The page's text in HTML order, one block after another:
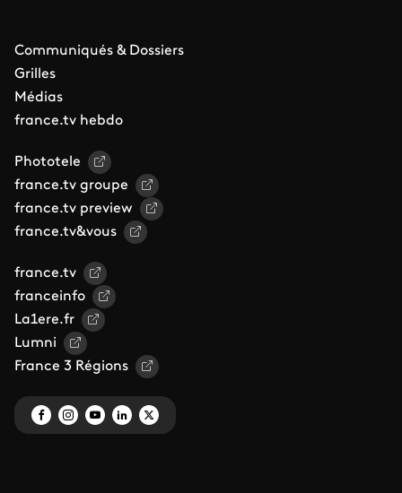
Communiqués & Dossiers
Grilles
Médias
france.tv hebdo
Phototele
france.tv groupe
france.tv preview
france.tv&vous
france.tv
franceinfo
La1ere.fr
Lumni
France 3 Régions